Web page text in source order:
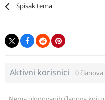
Spisak tema
Aktivni korisnici 0 članova